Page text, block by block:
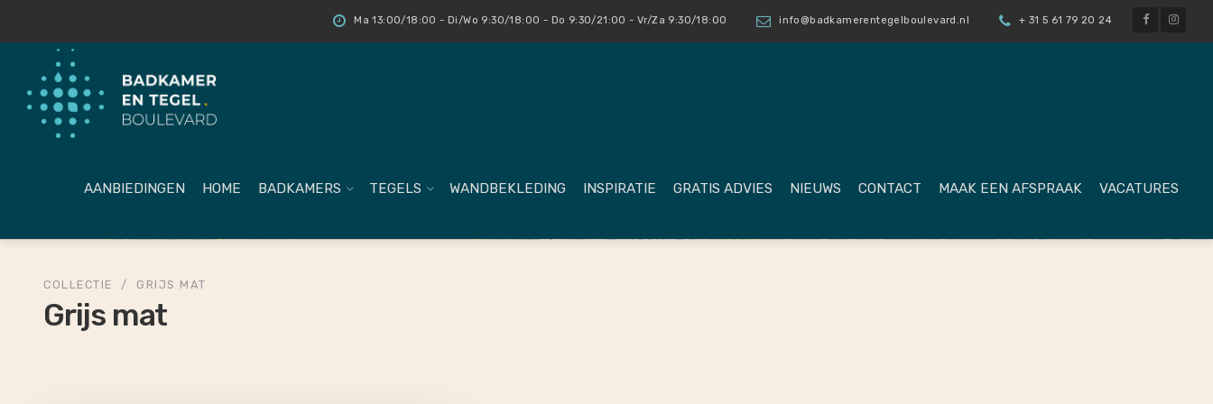
Ma 13:00/18:00 - Di/Wo 9:30/18:00 - Do 9:30/21:00 - Vr/Za 9:30/18:00 info@badkamerentegelboulevard.nl + 31 5 61 79 20 24
AANBIEDINGEN HOME BADKAMERS TEGELS WANDBEKLEDING INSPIRATIE GRATIS ADVIES NIEUWS CONTACT MAAK EEN AFSPRAAK VACATURES
COLLECTIE / GRIJS MAT
Grijs mat